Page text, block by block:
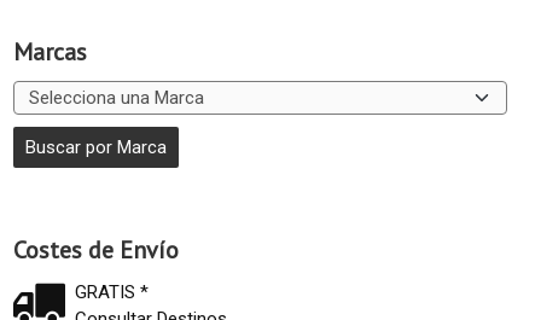
Marcas
Costes de Envío
GRATIS *